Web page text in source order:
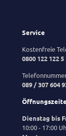
Service
Kostenfreie
0800 122 122 5
089 / 307 604
Dienstag bis
10:00 - 17:00